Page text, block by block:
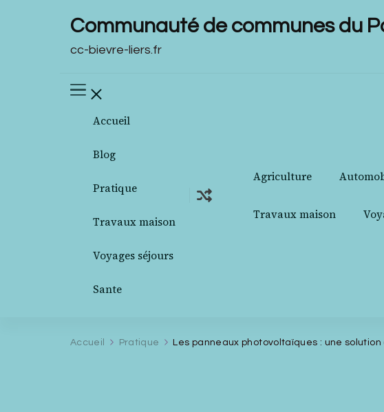
Communauté de communes du
cc-bievre-liers.fr
Accueil
Blog
Pratique
Travaux maison
Voyages séjours
Sante
Agriculture
Travaux maison
Accueil Pratique Les panneaux photovoltaïques : une